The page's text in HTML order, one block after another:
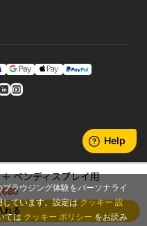
ペンディスプレイ用
れる
Ltd. All Rights
ラウジング体験をパーソナライ
しています。設定はクッキー 設
ては クッキー ポリシー をお読み